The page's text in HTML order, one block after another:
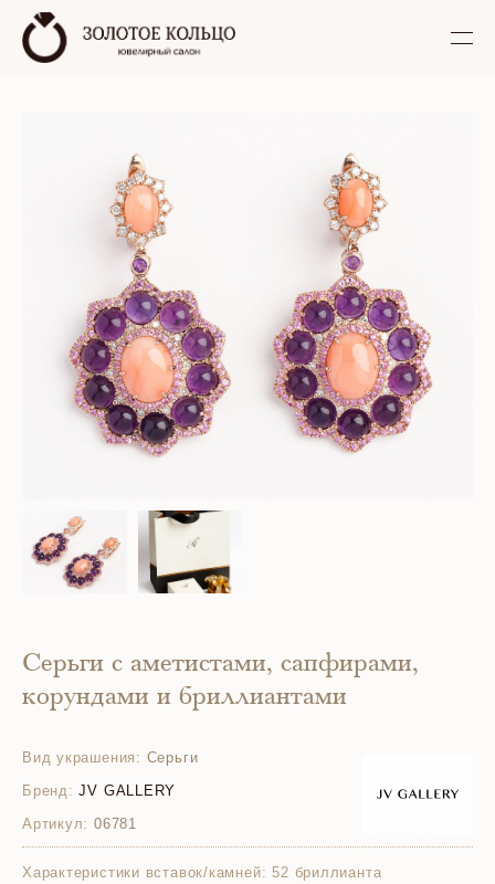
Серьги с аметистами, сапфирами,
корундами и бриллиантами
Вид украшения: Серьги
Бренд: JV GALLERY
Артикул: 06781
Характеристики вставок/камней: 52 бриллианта